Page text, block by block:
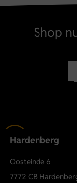
Shop
Hardenberg
Oosteinde 6
7772 CB